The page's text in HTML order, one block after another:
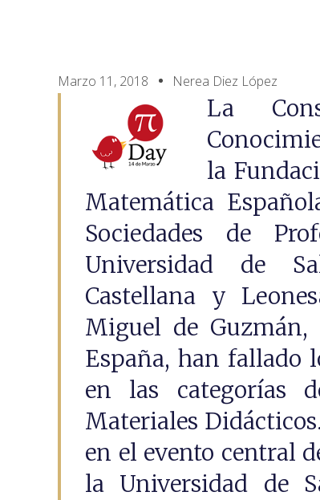
Marzo 11, 2018 Nerea Diez López
La
la
Matemática
Sociedades de
Universidad de
Castellana y
Miguel de
España, han fallado
en las categorías
Materiales
en el evento central
la Universidad de